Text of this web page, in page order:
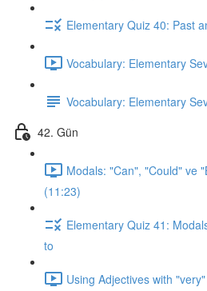
Elementary Quiz 40: Past
Vocabulary: Elementary
Vocabulary: Elementary
42. Gün
Modals: "Can", "Could" ve
(11:23)
Elementary Quiz 41:
to
Using Adjectives with